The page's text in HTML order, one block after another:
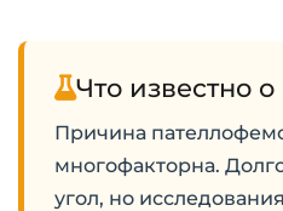
Что известно
Причина
многофакторна.
угол, но